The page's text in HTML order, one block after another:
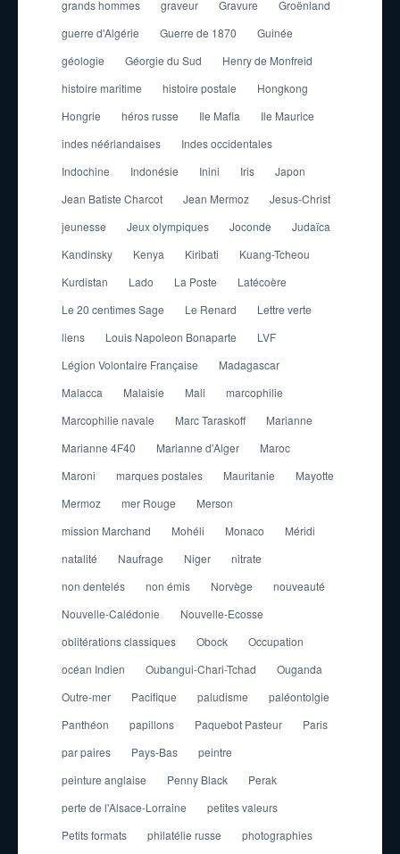
grands hommes graveur Gravure
Groënland
guerre d'Algérie
Guerre de 1870
Guinée
géologie
Géorgie du Sud
Henry de Monfreid
histoire maritime
histoire postale
Hongkong
Hongrie
héros russe Ile Mafia
Ile Maurice
indes néérlandaises
Indes occidentales
Indochine
Indonésie Inini Iris
Japon
Jean Batiste Charcot
Jean Mermoz
Jesus-Christ
jeunesse
Jeux olympiques Joconde
Judaïca
Kandinsky
Kenya Kiribati
Kuang-Tcheou
Kurdistan
Lado La Poste
Latécoère
Le 20 centimes Sage
Le Renard
Lettre verte
liens
Louis Napoleon Bonaparte
LVF
Légion Volontaire Française
Madagascar
Malacca
Malaisie Mali
marcophilie
Marcophilie navale
Marc Taraskoff
Marianne
Marianne 4F40
Marianne d'Alger
Maroc
Maroni
marques postales Mauritanie
Mayotte
Mermoz
mer Rouge
Merson
mission Marchand
Mohéli Monaco
Méridi
natalité
Naufrage Niger
nitrate
non dentelés
non émis Norvège
nouveauté
Nouvelle-Calédonie
Nouvelle-Ecosse
oblitérations classiques
Obock
Occupation
océan Indien
Oubangui-Chari-Tchad
Ouganda
Outre-mer
Pacifique paludisme
paléontolgie
Panthéon
papillons Paquebot Pasteur
Paris
par paires
Pays-Bas
peintre
peinture anglaise
Penny Black
Perak
perte de l'Alsace-Lorraine
petites valeurs
Petits formats
philatélie russe
photographies